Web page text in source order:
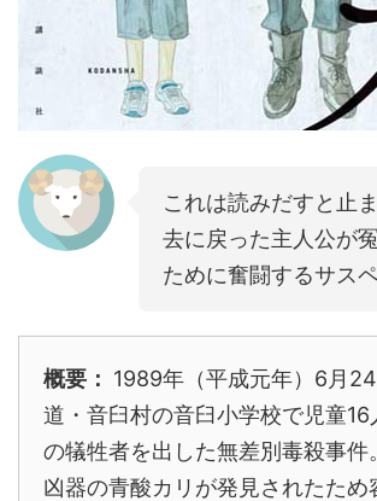
これは読みだすと止
去に戻った主人公が
ために奮闘するサスペ
概要： 1989年（平成元年）6月
道・音臼村の音臼小学校で児童16
の犠牲者を出した無差別毒殺事件
凶器の青酸カリが発見されたため